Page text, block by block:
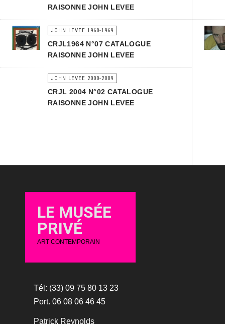
RAISONNE JOHN LEVEE
JOHN LEVEE 1960-1969
CRJL1964 N°07 CATALOGUE
RAISONNE JOHN LEVEE
JOHN LEVEE 2000-2009
CRJL 2004 N°02 CATALOGUE
RAISONNE JOHN LEVEE
LE MUSÉE
PRIVÉ
ART CONTEMPORAIN
Tél: (33) 09 75 80 13 23
Port. 06 08 06 46 45
Patrick Reynolds